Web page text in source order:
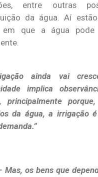
entre outras
da água. Aí
em que a água pode
ainda vai
implica
principalmente
da água, a irrigação
Mas, os bens que